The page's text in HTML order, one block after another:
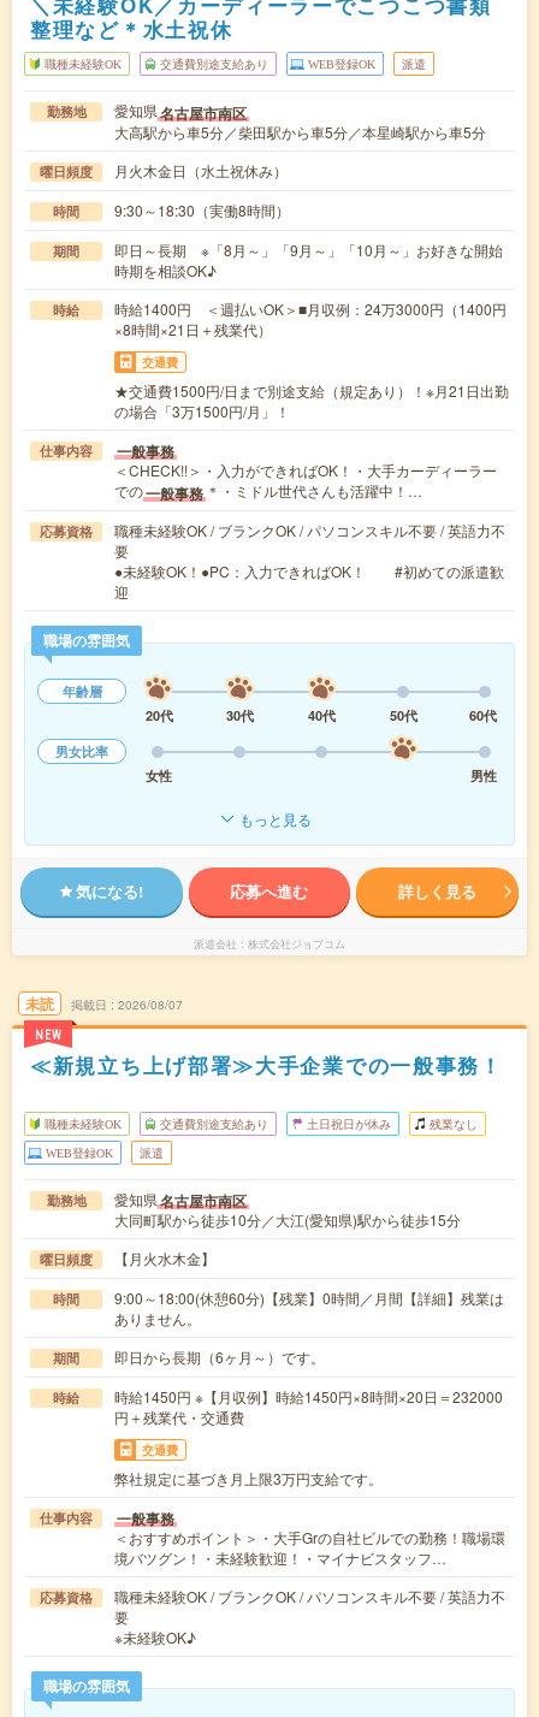
整理など＊水土祝休
職種未経験OK 交通費別途支給あり WEB登録OK 派遣
勤務地 愛知県名古屋市南区
大高駅から車5分／柴田駅から車5分／本星崎駅から車5分
曜日頻度 月火木金日（水土祝休み）
時間 9:30～18:30（実働8時間）
期間
即日～長期 ※「8月～」「9月～」「10月～」お好きな開始
時期を相談OK♪
時給
時給1400円 ＜週払いOK＞■月収例：24万3000円（1400円
×8時間×21日＋残業代）
交通費
★交通費1500円/日まで別途支給（規定あり）！※月21日出勤
の場合「3万1500円/月」！
仕事内容 一般事務
＜CHECK!!＞・入力ができればOK！・大手カーディーラー
での一般事務 ＊・ミドル世代さんも活躍中！…
応募資格
職種未経験OK / ブランクOK / パソコンスキル不要 / 英語力不
要
●未経験OK！●PC：入力できればOK！ #初めての派遣歓
迎
職場の雰囲気
年齢層
20代
30代 40代 50代
60代
男女比率
女性
男性
もっと見る
気になる! 応募へ進む 詳しく見る
派遣会社 株式会社ジョブコム
未読
NEW
掲載日 2026/08/07
≪新規立ち上げ部署≫大手企業での一般事務！
職種未経験OK 交通費別途支給あり 土日祝日が休み 残業なし
WEB登録OK 派遣
勤務地 愛知県名古屋市南区
大同町駅から徒歩10分／大江(愛知県)駅から徒歩15分
曜日頻度 【月火水木金】
時間
9:00～18:00(休憩60分)【残業】0時間／月間【詳細】残業は
ありません。
期間 即日から長期（6ヶ月～）です。
時給
時給1450円 ※【月収例】時給1450円×8時間×20日＝232000
円＋残業代・交通費
交通費
弊社規定に基づき月上限3万円支給です。
仕事内容 一般事務
＜おすすめポイント＞・大手Grの自社ビルでの勤務！職場環
境バツグン！・未経験歓迎！・マイナビスタッフ…
応募資格
職種未経験OK / ブランクOK / パソコンスキル不要 / 英語力不
要
※未経験OK♪
職場の雰囲気